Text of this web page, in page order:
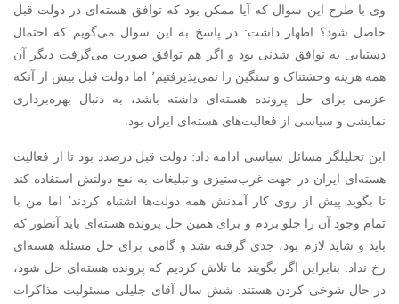
وی با طرح این سوال که آیا ممکن بود که توافق هسته‌ای در دولت قبل
حاصل شود؟ اظهار داشت: در پاسخ به این سوال می‌گویم که احتمال
دستیابی به توافق شدنی بود و اگر هم توافق صورت می‌گرفت دیگر آن
همه هزینه وحشتناک و سنگین را نمی‌پذیرفتیم٬ اما دولت قبل بیش از آنکه
عزمی برای حل پرونده هسته‌ای داشته باشد، به دنبال بهره‌برداری
نمایشی و سیاسی از فعالیت‌های هسته‌ای ایران بود.
این تحلیلگر مسائل سیاسی ادامه داد: دولت قبل درصدد بود تا از فعالیت
هسته‌ای ایران در جهت غرب‌ستیزی و تبلیغات به نفع دولتش استفاده کند
تا بگوید پیش از روی کار آمدنش همه دولت‌ها اشتباه کردند٬ اما من با
تمام وجود آن را جلو بردم و برای همین حل پرونده هسته‌ای باید آنطور که
باید و شاید لازم بود، جدی گرفته نشد و گامی برای حل مسئله هسته‌ای
رخ نداد. بنابراین اگر بگویند ما تلاش کردیم که پرونده هسته‌ای حل شود،
در حال شوخی کردن هستند. شش سال آقای جلیلی مسئولیت مذاکرات